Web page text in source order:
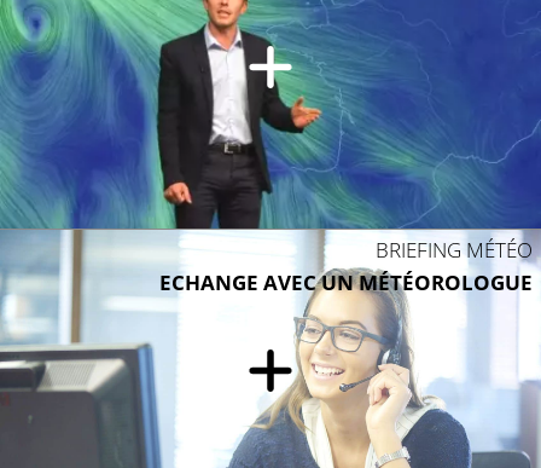
25°C
24°C
BRIEFING MÉTÉO
ECHANGE AVEC UN MÉTÉOROLOGUE